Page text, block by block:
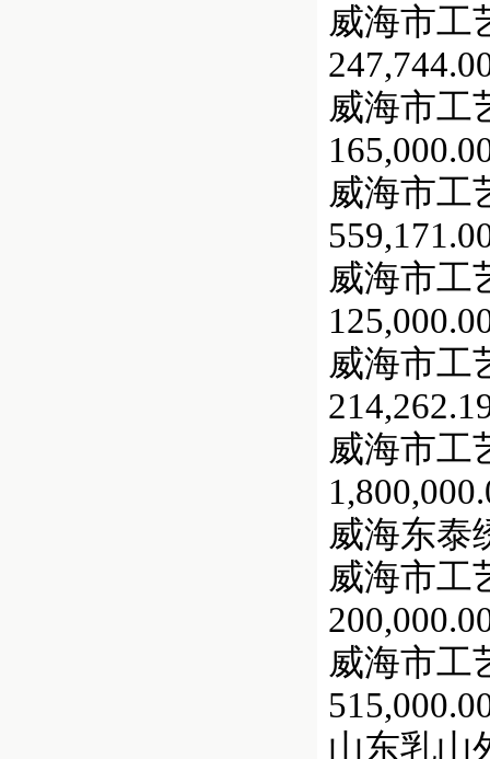
威海市工
威海市工
威海市工
威海市工
威海市工
威海市工
威海东泰
威海市工
威海市工
山东乳山